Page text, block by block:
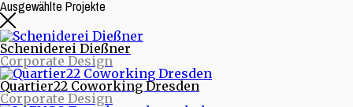
Ausgewählte Projekte
Scheniderei Dießner
Corporate Design
Quartier22 Coworking Dresden
Corporate Design